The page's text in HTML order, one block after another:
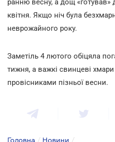
ранню весну, а дощ
квітня. Якщо ніч була
неврожайного року.
Заметіль 4 лютого обіцяла
тижня, а важкі свинцеві
провісниками пізньої весни.
Головна / Новини /